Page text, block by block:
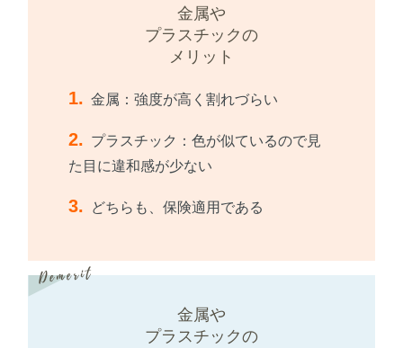
金属や
プラスチックの
メリット
金属：強度が高く割れづらい
プラスチック：色が似ているので見
た目に違和感が少ない
どちらも、保険適用である
金属や
プラスチックの